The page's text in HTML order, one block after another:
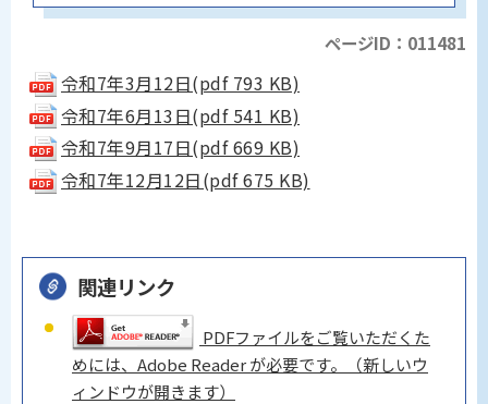
ページID：011481
令和7年3月12日(pdf 793 KB)
令和7年6月13日(pdf 541 KB)
令和7年9月17日(pdf 669 KB)
令和7年12月12日(pdf 675 KB)
関連リンク
PDFファイルをご覧いただくた
めには、Adobe Reader が必要です。（新しいウ
ィンドウが開きます）